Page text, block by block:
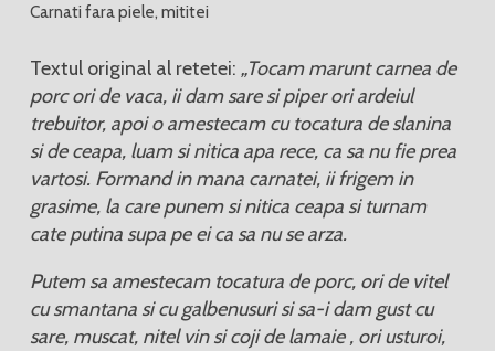
Carnati fara piele, mititei
Textul original al retetei: „Tocam marunt carnea de
porc ori de vaca, ii dam sare si piper ori ardeiul
trebuitor, apoi o amestecam cu tocatura de slanina
si de ceapa, luam si nitica apa rece, ca sa nu fie prea
vartosi. Formand in mana carnatei, ii frigem in
grasime, la care punem si nitica ceapa si turnam
cate putina supa pe ei ca sa nu se arza.
Putem sa amestecam tocatura de porc, ori de vitel
cu smantana si cu galbenusuri si sa-i dam gust cu
sare, muscat, nitel vin si coji de lamaie , ori usturoi,